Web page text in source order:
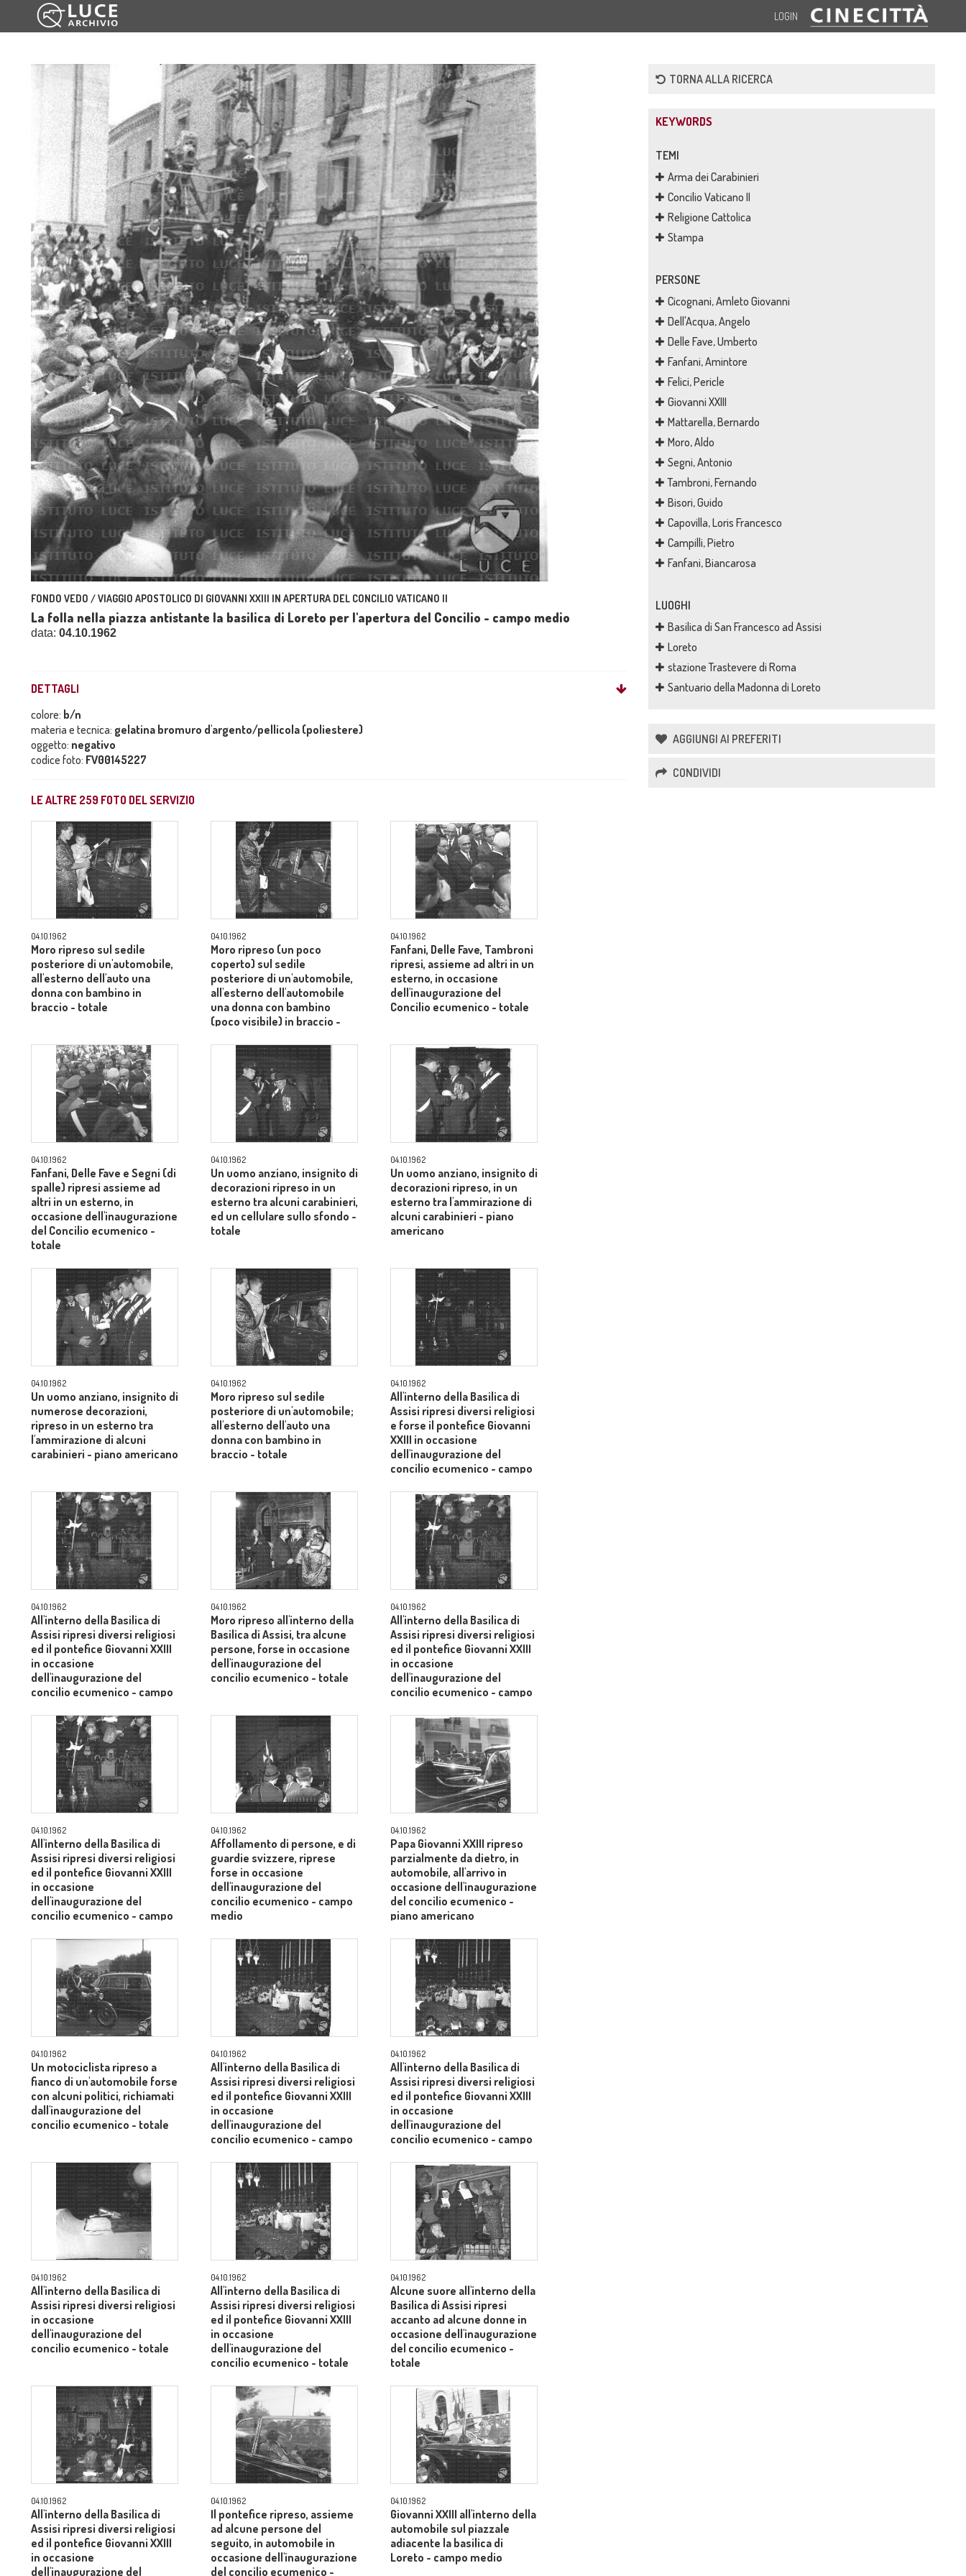
LOGIN
FONDO VEDO / VIAGGIO APOSTOLICO DI GIOVANNI XXIII IN APERTURA DEL CONCILIO VATICANO II
La folla nella piazza antistante la basilica di Loreto per l'apertura del Concilio - campo medio
data: 04.10.1962
DETTAGLI
colore: b/n
materia e tecnica: gelatina bromuro d'argento/pellicola (poliestere)
oggetto: negativo
codice foto: FV00145227
LE ALTRE 259 FOTO DEL SERVIZIO
04.10.1962
Moro ripreso sul sedile
posteriore di un'automobile,
all'esterno dell'auto una
donna con bambino in
braccio - totale
04.10.1962
Moro ripreso (un poco
coperto) sul sedile
posteriore di un'automobile,
all'esterno dell'automobile
una donna con bambino
(poco visibile) in braccio -
04.10.1962
Fanfani, Delle Fave, Tambroni
ripresi, assieme ad altri in un
esterno, in occasione
dell'inaugurazione del
Concilio ecumenico - totale
04.10.1962
Fanfani, Delle Fave e Segni (di
spalle) ripresi assieme ad
altri in un esterno, in
occasione dell'inaugurazione
del Concilio ecumenico -
totale
04.10.1962
Un uomo anziano, insignito di
decorazioni ripreso in un
esterno tra alcuni carabinieri,
ed un cellulare sullo sfondo -
totale
04.10.1962
Un uomo anziano, insignito di
decorazioni ripreso, in un
esterno tra l'ammirazione di
alcuni carabinieri - piano
americano
04.10.1962
Un uomo anziano, insignito di
numerose decorazioni,
ripreso in un esterno tra
l'ammirazione di alcuni
carabinieri - piano americano
04.10.1962
Moro ripreso sul sedile
posteriore di un'automobile;
all'esterno dell'auto una
donna con bambino in
braccio - totale
04.10.1962
All'interno della Basilica di
Assisi ripresi diversi religiosi
e forse il pontefice Giovanni
XXIII in occasione
dell'inaugurazione del
concilio ecumenico - campo
04.10.1962
All'interno della Basilica di
Assisi ripresi diversi religiosi
ed il pontefice Giovanni XXIII
in occasione
dell'inaugurazione del
concilio ecumenico - campo
04.10.1962
Moro ripreso all'interno della
Basilica di Assisi, tra alcune
persone, forse in occasione
dell'inaugurazione del
concilio ecumenico - totale
04.10.1962
All'interno della Basilica di
Assisi ripresi diversi religiosi
ed il pontefice Giovanni XXIII
in occasione
dell'inaugurazione del
concilio ecumenico - campo
04.10.1962
All'interno della Basilica di
Assisi ripresi diversi religiosi
ed il pontefice Giovanni XXIII
in occasione
dell'inaugurazione del
concilio ecumenico - campo
04.10.1962
Affollamento di persone, e di
guardie svizzere, riprese
forse in occasione
dell'inaugurazione del
concilio ecumenico - campo
medio
04.10.1962
Papa Giovanni XXIII ripreso
parzialmente da dietro, in
automobile, all'arrivo in
occasione dell'inaugurazione
del concilio ecumenico -
piano americano
04.10.1962
Un motociclista ripreso a
fianco di un'automobile forse
con alcuni politici, richiamati
dall'inaugurazione del
concilio ecumenico - totale
04.10.1962
All'interno della Basilica di
Assisi ripresi diversi religiosi
ed il pontefice Giovanni XXIII
in occasione
dell'inaugurazione del
concilio ecumenico - campo
04.10.1962
All'interno della Basilica di
Assisi ripresi diversi religiosi
ed il pontefice Giovanni XXIII
in occasione
dell'inaugurazione del
concilio ecumenico - campo
04.10.1962
All'interno della Basilica di
Assisi ripresi diversi religiosi
in occasione
dell'inaugurazione del
concilio ecumenico - totale
04.10.1962
All'interno della Basilica di
Assisi ripresi diversi religiosi
ed il pontefice Giovanni XXIII
in occasione
dell'inaugurazione del
concilio ecumenico - totale
04.10.1962
Alcune suore all'interno della
Basilica di Assisi ripresi
accanto ad alcune donne in
occasione dell'inaugurazione
del concilio ecumenico -
totale
04.10.1962
All'interno della Basilica di
Assisi ripresi diversi religiosi
ed il pontefice Giovanni XXIII
in occasione
dell'inaugurazione del
04.10.1962
Il pontefice ripreso, assieme
ad alcune persone del
seguito, in automobile in
occasione dell'inaugurazione
del concilio ecumenico -
04.10.1962
Giovanni XXIII all'interno della
automobile sul piazzale
adiacente la basilica di
Loreto - campo medio
TORNA ALLA RICERCA
KEYWORDS
TEMI
Arma dei Carabinieri
Concilio Vaticano II
Religione Cattolica
Stampa
PERSONE
Cicognani, Amleto Giovanni
Dell'Acqua, Angelo
Delle Fave, Umberto
Fanfani, Amintore
Felici, Pericle
Giovanni XXIII
Mattarella, Bernardo
Moro, Aldo
Segni, Antonio
Tambroni, Fernando
Bisori, Guido
Capovilla, Loris Francesco
Campilli, Pietro
Fanfani, Biancarosa
LUOGHI
Basilica di San Francesco ad Assisi
Loreto
stazione Trastevere di Roma
Santuario della Madonna di Loreto
AGGIUNGI AI PREFERITI
CONDIVIDI